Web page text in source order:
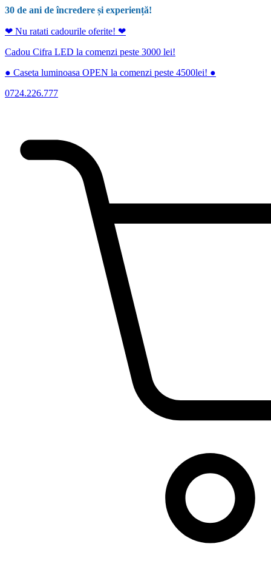
30 de ani de încredere și experiență!
❤ Nu ratati cadourile oferite! ❤
Cadou Cifra LED la comenzi peste 3000 lei!
● Caseta luminoasa OPEN la comenzi peste 4500lei! ●
0724.226.777